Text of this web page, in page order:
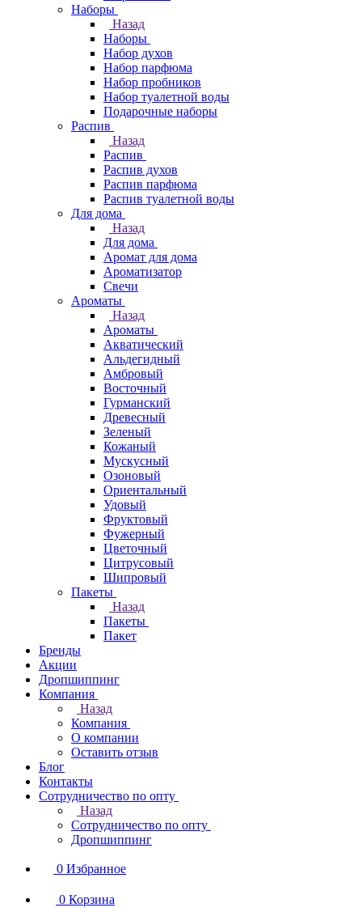
Наборы
Назад
Наборы
Набор духов
Набор парфюма
Набор пробников
Набор туалетной воды
Подарочные наборы
Распив
Назад
Распив
Распив духов
Распив парфюма
Распив туалетной воды
Для дома
Назад
Для дома
Аромат для дома
Ароматизатор
Свечи
Ароматы
Назад
Ароматы
Акватический
Альдегидный
Амбровый
Восточный
Гурманский
Древесный
Зеленый
Кожаный
Мускусный
Озоновый
Ориентальный
Удовый
Фруктовый
Фужерный
Цветочный
Цитрусовый
Шипровый
Пакеты
Назад
Пакеты
Пакет
Бренды
Акции
Дропшиппинг
Компания
Назад
Компания
О компании
Оставить отзыв
Блог
Контакты
Сотрудничество по опту
Назад
Сотрудничество по опту
Дропшиппинг
0 Избранное
0 Корзина